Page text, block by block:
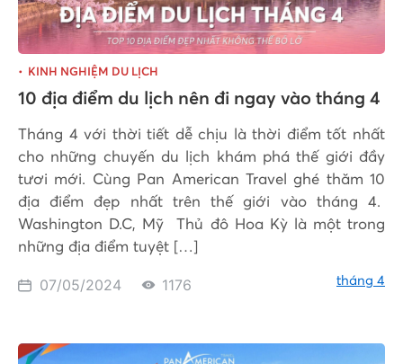
KINH NGHIỆM DU LỊCH
10 địa điểm du lịch nên đi ngay vào tháng 4
Tháng 4 với thời tiết dễ chịu là thời điểm tốt nhất
cho những chuyến du lịch khám phá thế giới đầy
tươi mới. Cùng Pan American Travel ghé thăm 10
địa điểm đẹp nhất trên thế giới vào tháng 4.
Washington D.C, Mỹ Thủ đô Hoa Kỳ là một trong
những địa điểm tuyệt […]
07/05/2024 1176 tháng 4